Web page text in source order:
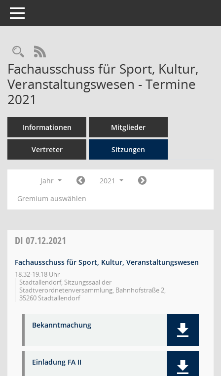
Toggle navigation
Rechercheauswahl
RSS-Feed
Fachausschuss für Sport, Kultur,
Veranstaltungswesen - Termine
2021
Informationen Mitglieder
Vertreter Sitzungen
Jahr
2021
Gremium auswählen
DI 07.12.2021
Fachausschuss für Sport, Kultur, Veranstaltungswesen
18:32-19:18 Uhr
Stadtallendorf, Sitzungssaal der
Stadtverordnetenversammlung, Bahnhofstraße 2,
35260 Stadtallendorf
Bekanntmachung
Einladung FA II